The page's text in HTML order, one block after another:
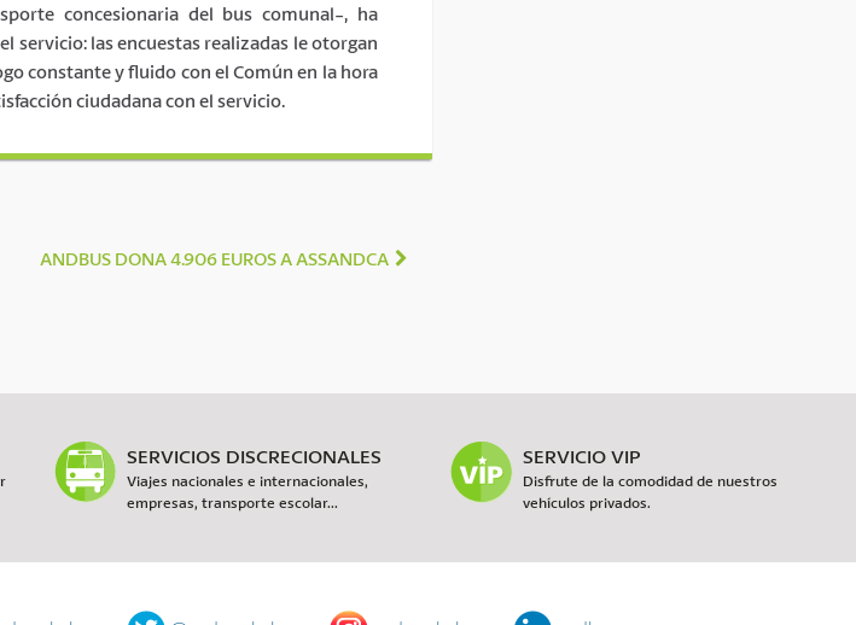
concesionaria del bus comunal-, ha
servicio: las encuestas realizadas le otorgan
constante y fluido con el Común en la hora
ciudadana con el servicio.
ANDBUS DONA 4.906 EUROS A ASSANDCA
SERVICIOS DISCRECIONALES
Viajes nacionales e internacionales,
empresas, transporte escolar...
SERVICIO VIP
Disfrute de la comodidad de nuestros
vehículos privados.